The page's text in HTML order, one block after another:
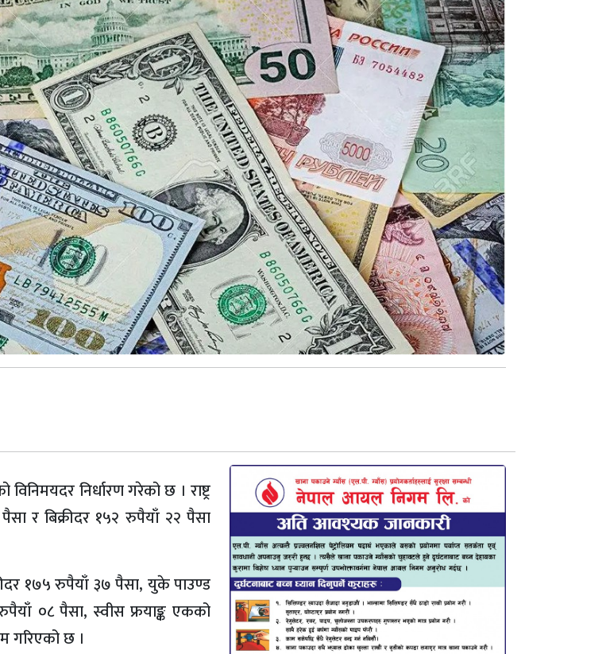
निर्धारण गरेको छ । राष्ट्र
र बिक्रीदर १५२ रुपैयाँ २२ पैसा
१७५ रुपैयाँ ३७ पैसा, युके पाउण्ड
०८ पैसा, स्वीस फ्रयाङ्क एकको
गरिएको छ ।